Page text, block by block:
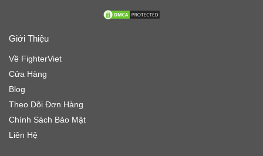
Giới Thiệu
Về FighterViet
Cửa Hàng
Blog
Theo Dõi Đơn Hàng
Chính Sách Bảo Mật
Liên Hệ